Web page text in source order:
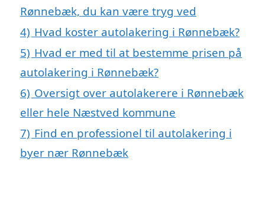
Rønnebæk, du kan være tryg ved
4) Hvad koster autolakering i Rønnebæk?
5) Hvad er med til at bestemme prisen på
autolakering i Rønnebæk?
6) Oversigt over autolakerere i Rønnebæk
eller hele Næstved kommune
7) Find en professionel til autolakering i
byer nær Rønnebæk